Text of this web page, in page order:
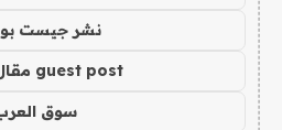
نشر جيست
guest post مقال ضيف
سوق